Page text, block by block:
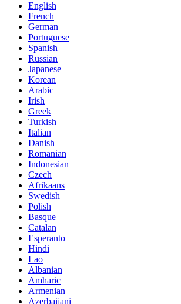
English
French
German
Portuguese
Spanish
Russian
Japanese
Korean
Arabic
Irish
Greek
Turkish
Italian
Danish
Romanian
Indonesian
Czech
Afrikaans
Swedish
Polish
Basque
Catalan
Esperanto
Hindi
Lao
Albanian
Amharic
Armenian
Azerbaijani